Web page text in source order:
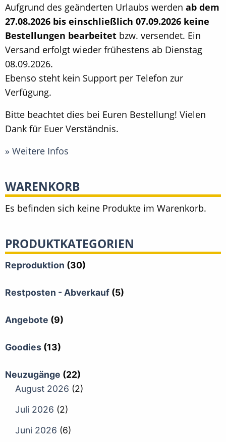
Aufgrund des geänderten Urlaubs werden ab dem
27.08.2026 bis einschließlich 07.09.2026 keine
Bestellungen bearbeitet bzw. versendet. Ein
Versand erfolgt wieder frühestens ab Dienstag
08.09.2026.
Ebenso steht kein Support per Telefon zur
Verfügung.
Bitte beachtet dies bei Euren Bestellung! Vielen
Dank für Euer Verständnis.
» Weitere Infos
WARENKORB
Es befinden sich keine Produkte im Warenkorb.
PRODUKTKATEGORIEN
Reproduktion (30)
Restposten - Abverkauf (5)
Angebote (9)
Goodies (13)
Neuzugänge (22)
August 2026 (2)
Juli 2026 (2)
Juni 2026 (6)